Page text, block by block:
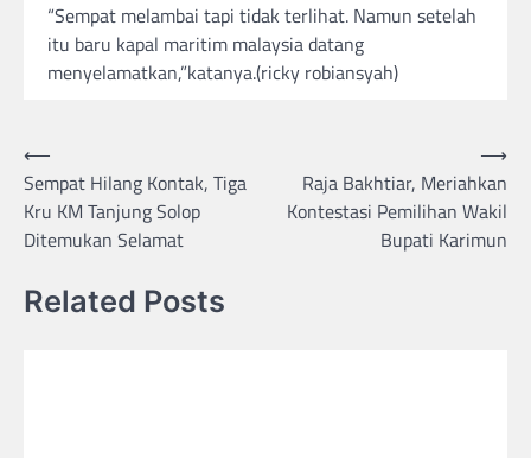
“Sempat melambai tapi tidak terlihat. Namun setelah
itu baru kapal maritim malaysia datang
menyelamatkan,”katanya.(ricky robiansyah)
Post
navigation
⟵
Sempat Hilang Kontak, Tiga
Kru KM Tanjung Solop
Ditemukan Selamat
Raja Bakhtiar, Meriahkan
Kontestasi Pemilihan Wakil
Bupati Karimun
⟶
Related Posts